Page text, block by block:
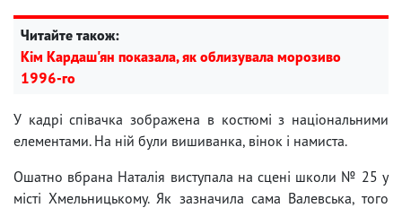
Читайте також:
Кім Кардаш'ян показала, як облизувала морозиво
1996-го
У кадрі співачка зображена в костюмі з національними
елементами. На ній були вишиванка, вінок і намиста.
Ошатно вбрана Наталія виступала на сцені школи № 25 у
місті Хмельницькому. Як зазначила сама Валевська, того